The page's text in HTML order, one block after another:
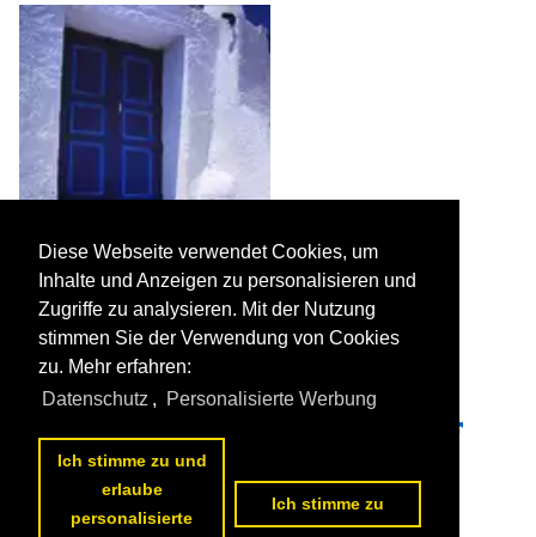

Griechenland / Inseln / Santorin
382 649x1024 Px, 09.12.2015
Diese Webseite verwendet Cookies, um
Inhalte und Anzeigen zu personalisieren und
Zugriffe zu analysieren. Mit der Nutzung
stimmen Sie der Verwendung von Cookies
zu. Mehr erfahren:
Datenschutz , Personalisierte Werbung
Ich stimme zu und
erlaube
personalisierte
Ich stimme zu